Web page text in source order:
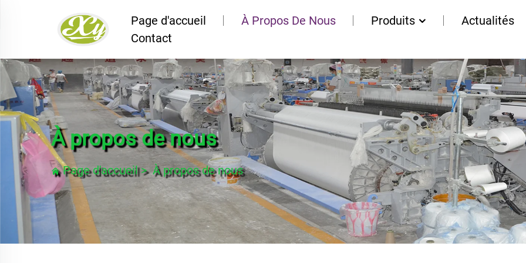
Page d'accueil À Propos De Nous Produits
Actualités
Contact
À propos de nous
Page d'accueil>À propos de nous